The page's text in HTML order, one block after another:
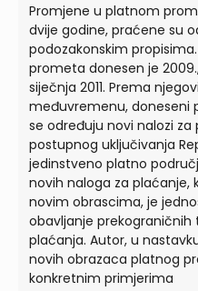
Promjene u platnom
dvije godine, praćene su
podozakonskim
prometa donesen je
siječnja 2011. Prema
međuvremenu, doneseni
se određuju novi nalozi
postupnog uključivanja
jedinstveno platno
novih naloga za plaćanje,
novim obrascima, je
obavljanje
plaćanja. Autor, u
novih obrazaca platnog
konkretnim primjerima